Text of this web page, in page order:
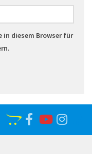
in diesem Browser für